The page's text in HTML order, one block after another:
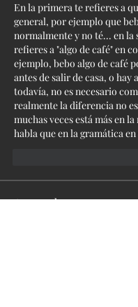
En la primera te refieres a
general, por ejemplo que
normalmente y no té... en la
refieres a "algo de café" en
ejemplo, bebo algo de café
antes de salir de casa, o hay
todavía, no es necesario
realmente la diferencia no
muchas veces está más en
habla que en la gramática en
Acerca de